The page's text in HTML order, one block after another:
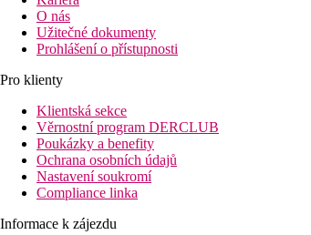
O nás
Užitečné dokumenty
Prohlášení o přístupnosti
Pro klienty
Klientská sekce
Věrnostní program DERCLUB
Poukázky a benefity
Ochrana osobních údajů
Nastavení soukromí
Compliance linka
Informace k zájezdu